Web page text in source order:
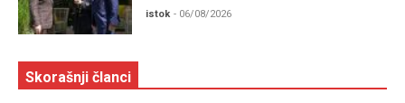
istok - 06/08/2026
Skorašnji članci